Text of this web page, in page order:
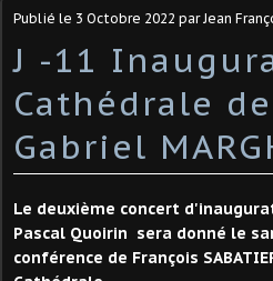
Publié le 3 Octobre 2022 par Jean
J -11
Cathédrale
Gabriel
Le deuxième concert
Pascal Quoirin sera donné le
conférence de François